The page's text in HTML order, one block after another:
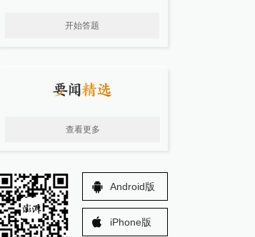
开始答题
查看更多
Android版
iPhone版